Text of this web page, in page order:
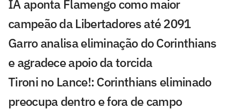
IA aponta Flamengo como maior
campeão da Libertadores até 2091
Garro analisa eliminação do Corinthians
e agradece apoio da torcida
Tironi no Lance!: Corinthians eliminado
preocupa dentro e fora de campo